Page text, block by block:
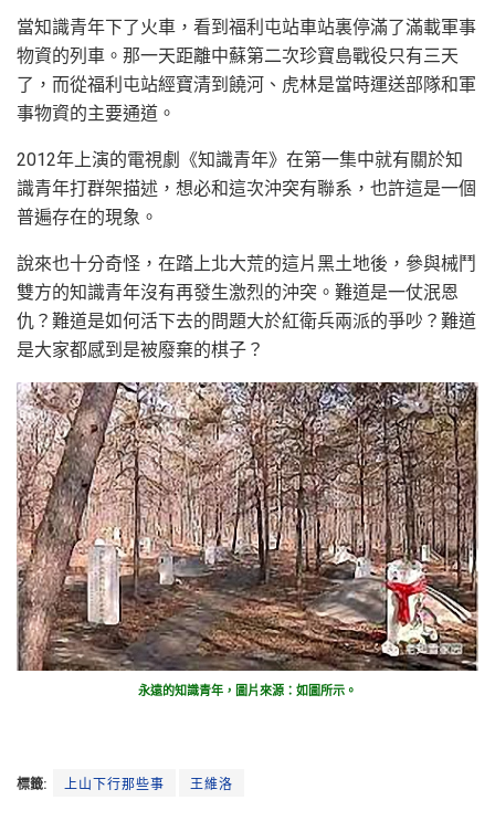
當知識青年下了火車，看到福利屯站車站裏停滿了滿載軍事
物資的列車。那一天距離中蘇第二次珍寶島戰役只有三天
了，而從福利屯站經寶清到饒河、虎林是當時運送部隊和軍
事物資的主要通道。
2012年上演的電視劇《知識青年》在第一集中就有關於知
識青年打群架描述，想必和這次沖突有聯系，也許這是一個
普遍存在的現象。
說來也十分奇怪，在踏上北大荒的這片黑土地後，參與械鬥
雙方的知識青年沒有再發生激烈的沖突。難道是一仗泯恩
仇？難道是如何活下去的問題大於紅衛兵兩派的爭吵？難道
是大家都感到是被廢棄的棋子？
永遠的知識青年，圖片來源：如圖所示。
標籤: 上山下行那些事 王維洛